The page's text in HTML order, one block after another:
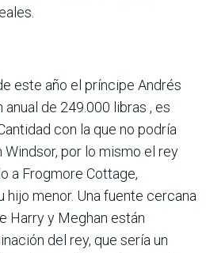
este año el príncipe Andrés
de 249.000 libras , es
con la que no podría
Windsor, por lo mismo el rey
a Frogmore Cottage,
hijo menor. Una fuente cercana
Harry y Meghan están
del rey, que sería un